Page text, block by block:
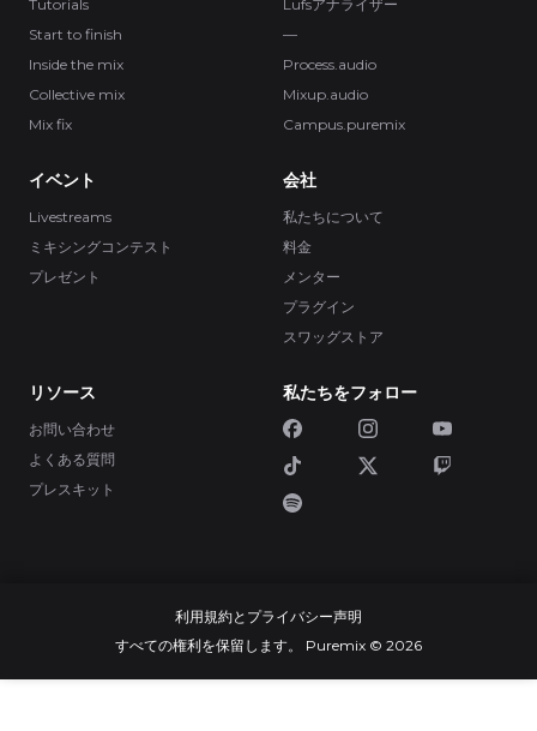
Tutorials
Start to finish
Inside the mix
Collective mix
Mix fix
Lufsアナライザー
—
Process.audio
Mixup.audio
Campus.puremix
イベント
Livestreams
ミキシングコンテスト
プレゼント
会社
私たちについて
料金
メンター
プラグイン
スワッグストア
リソース
お問い合わせ
よくある質問
プレスキット
私たちをフォロー
利用規約とプライバシー声明
すべての権利を保留します。 Puremix © 2026